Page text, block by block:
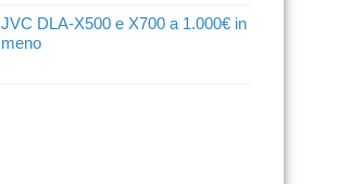
JVC DLA-X500 e X700 a 1.000€ in
meno